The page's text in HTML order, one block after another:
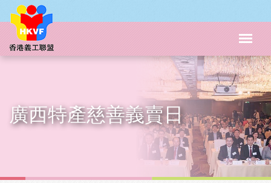
廣西特產慈善義賣日